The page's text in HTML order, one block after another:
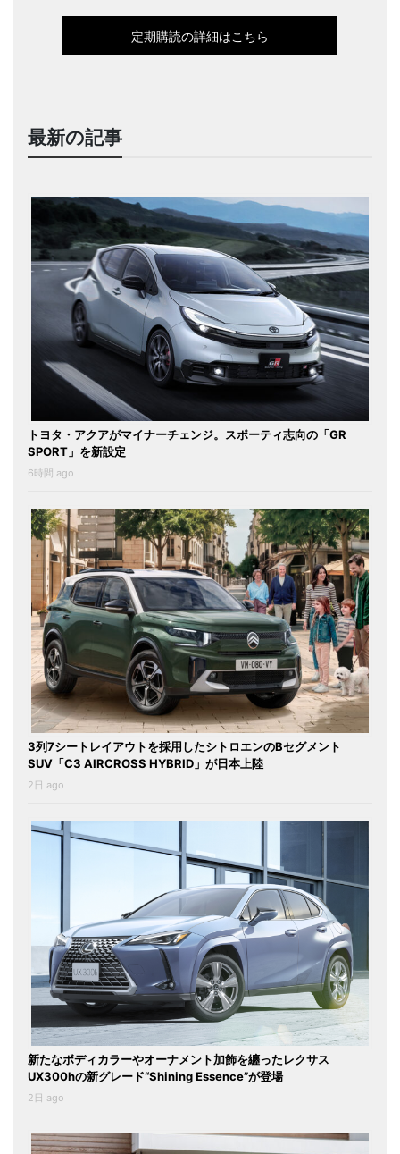
定期購読の詳細はこちら
最新の記事
トヨタ・アクアがマイナーチェンジ。スポーティ志向の「GR
SPORT」を新設定
6時間 ago
3列7シートレイアウトを採用したシトロエンのBセグメント
SUV「C3 AIRCROSS HYBRID」が日本上陸
2日 ago
新たなボディカラーやオーナメント加飾を纏ったレクサス
UX300hの新グレード“Shining Essence”が登場
2日 ago